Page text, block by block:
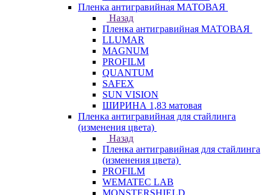
Пленка антигравийная МАТОВАЯ
Назад
Пленка антигравийная МАТОВАЯ
LLUMAR
MAGNUM
PROFILM
QUANTUM
SAFEX
SUN VISION
ШИРИНА 1,83 матовая
Пленка антигравийная для стайлинга
(изменения цвета)
Назад
Пленка антигравийная для стайлинга
(изменения цвета)
PROFILM
WEMATEC LAB
MONSTERSHIELD